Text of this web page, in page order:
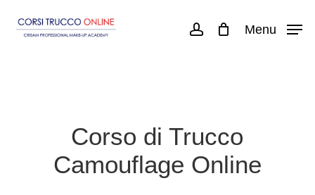
accountMenu
Corso di Trucco
Camouflage Online